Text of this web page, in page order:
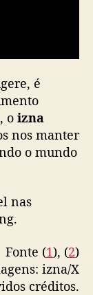
é
o izna
nos manter
o mundo
nas
Fonte (1), (2)
izna/X
créditos.